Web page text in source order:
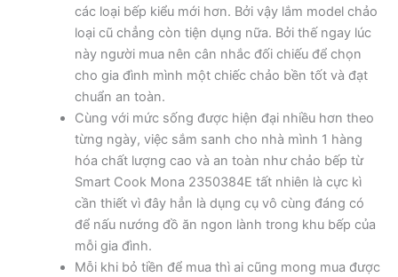
các loại bếp kiểu mới hơn. Bởi vậy lắm model chảo
loại cũ chẳng còn tiện dụng nữa. Bởi thế ngay lúc
này người mua nên cân nhắc đối chiếu để chọn
cho gia đình mình một chiếc chảo bền tốt và đạt
chuẩn an toàn.
Cùng với mức sống được hiện đại nhiều hơn theo
từng ngày, việc sắm sanh cho nhà mình 1 hàng
hóa chất lượng cao và an toàn như chảo bếp từ
Smart Cook Mona 2350384E tất nhiên là cực kì
cần thiết vì đây hẳn là dụng cụ vô cùng đáng có
để nấu nướng đồ ăn ngon lành trong khu bếp của
mỗi gia đình.
Mỗi khi bỏ tiền để mua thì ai cũng mong mua được